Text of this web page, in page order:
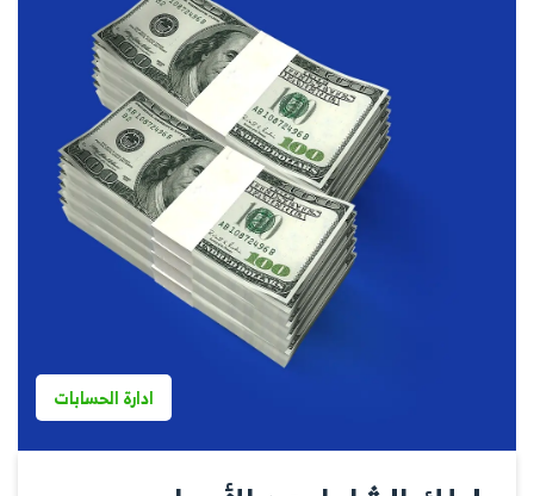
ادارة الحسابات